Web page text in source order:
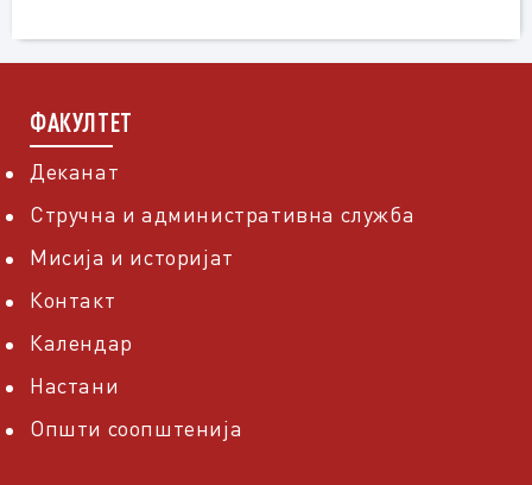
ФАКУЛТЕТ
Деканат
Стручна и административна служба
Мисија и историјат
Контакт
Календар
Настани
Општи соопштенија